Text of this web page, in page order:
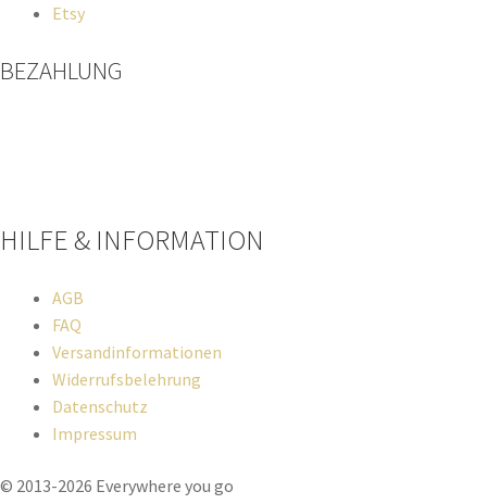
Etsy
BEZAHLUNG
HILFE & INFORMATION​
AGB
FAQ
Versandinformationen
Widerrufsbelehrung
Datenschutz
Impressum
© 2013-2026 Everywhere you go